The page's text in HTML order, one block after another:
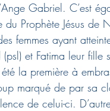
Gabriel. C’est
Prophète Jésus de
femmes ayant
et Fatima leur fille
la première à
marqué de par sa
de celui-ci.